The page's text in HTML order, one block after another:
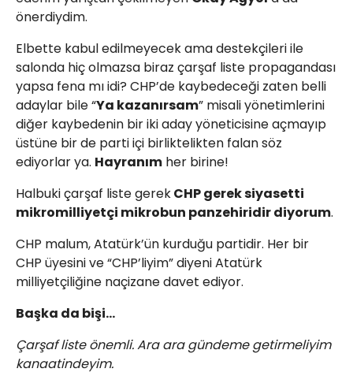
önerdiydim.
Elbette kabul edilmeyecek ama destekçileri ile
salonda hiç olmazsa biraz çarşaf liste propagandası
yapsa fena mı idi? CHP’de kaybedeceği zaten belli
adaylar bile “Ya kazanırsam” misali yönetimlerini
diğer kaybedenin bir iki aday yöneticisine açmayıp
üstüne bir de parti içi birliktelikten falan söz
ediyorlar ya. Hayranım her birine!
Halbuki çarşaf liste gerekCHP gerek siyasetti
mikromilliyetçi mikrobun panzehiridir diyorum.
CHP malum, Atatürk’ün kurduğu partidir. Her bir
CHP üyesini ve “CHP’liyim” diyeni Atatürk
milliyetçiliğine naçizane davet ediyor.
Başka da bişi…
Çarşaf liste önemli. Ara ara gündeme getirmeliyim
kanaatindeyim.